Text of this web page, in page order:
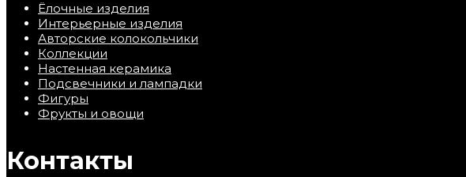
Ёлочные изделия
Интерьерные изделия
Авторские колокольчики
Коллекции
Настенная керамика
Подсвечники и лампадки
Фигуры
Фрукты и овощи
Контакты